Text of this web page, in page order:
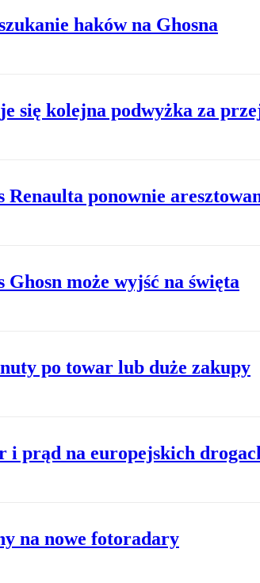
haków na Ghosna
się kolejna podwyżka za
Renaulta ponownie
Ghosn może wyjść na święta
po towar lub duże zakupy
i prąd na europejskich
na nowe fotoradary